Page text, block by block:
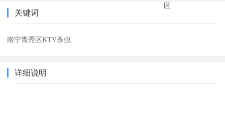
区
关键词
南宁青秀区KTV杀虫
详细说明